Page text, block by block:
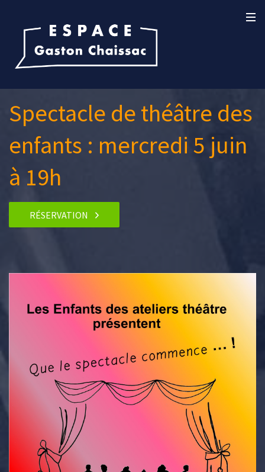
Spectacle de théâtre des
enfants : mercredi 5 juin
à 19h
RÉSERVATION